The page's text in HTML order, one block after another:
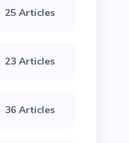
25 Articles
23 Articles
36 Articles